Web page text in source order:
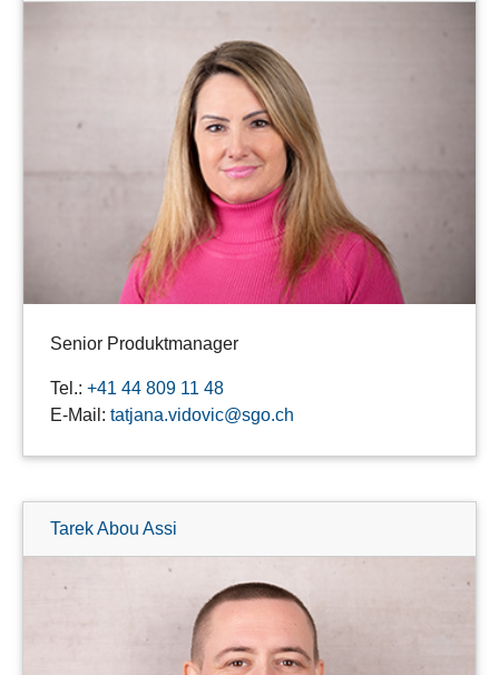
Senior Produktmanager
Tel.: +41 44 809 11 48
E-Mail: tatjana.vidovic@sgo.ch
Tarek Abou Assi